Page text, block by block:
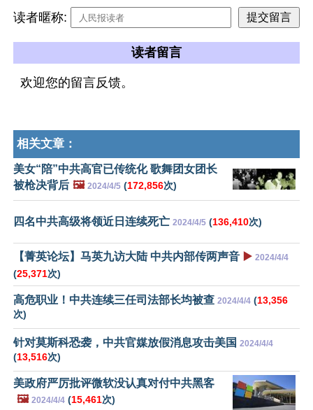
读者暱称:
读者留言
欢迎您的留言反馈。
相关文章：
美女“陪”中共高官已传统化 歌舞团女团长
被枪决背后 🖼️ 2024/4/5 (172,856次)
四名中共高级将领近日连续死亡 2024/4/5 (136,410次)
【菁英论坛】马英九访大陆 中共内部传两声音 ▶️ 2024/4/4
(25,371次)
高危职业！中共连续三任司法部长均被查 2024/4/4 (13,356
次)
针对莫斯科恐袭，中共官媒放假消息攻击美国 2024/4/4
(13,516次)
美政府严厉批评微软没认真对付中共黑客
🖼️ 2024/4/4 (15,461次)